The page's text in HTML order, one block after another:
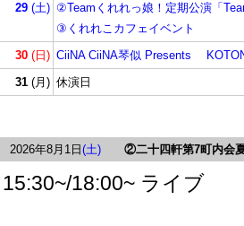
29 (土) ②Teamくれれっ娘！定期公演「
③くれれこカフェイベント
30 (日) CiiNA CiiNA琴似 Presents
31 (月) 休演日
2026年8月1日 (土) ②二十四軒第7町内会
15:30~/18:00~ ライブ